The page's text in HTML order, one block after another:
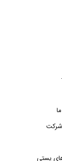
شرکت
پستی